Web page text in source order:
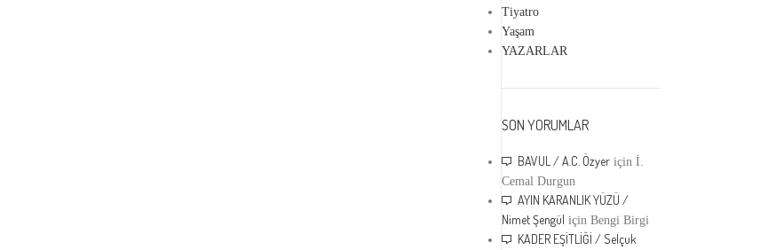
Tiyatro
Yaşam
YAZARLAR
SON YORUMLAR
BAVUL / A.C. Özyer içinİ.
Cemal Durgun
AYIN KARANLIK YÜZÜ /
Nimet Şengül içinBengi Birgi
KADER EŞİTLİĞİ / Selçuk